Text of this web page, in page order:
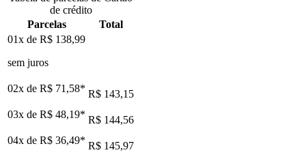
de crédito
Parcelas
Total
01x de R$ 138,99
sem juros
02x de R$ 71,58* R$ 143,15
03x de R$ 48,19* R$ 144,56
04x de R$ 36,49* R$ 145,97